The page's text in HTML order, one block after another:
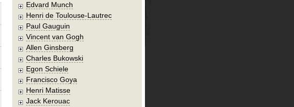
Edvard Munch
Henri de Toulouse-Lautrec
Paul Gauguin
Vincent van Gogh
Allen Ginsberg
Charles Bukowski
Egon Schiele
Francisco Goya
Henri Matisse
Jack Kerouac